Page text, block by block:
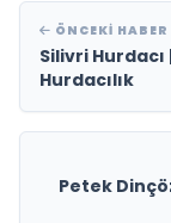
ÖNCEKI HABER
Silivri
Hurdacılık
Petek